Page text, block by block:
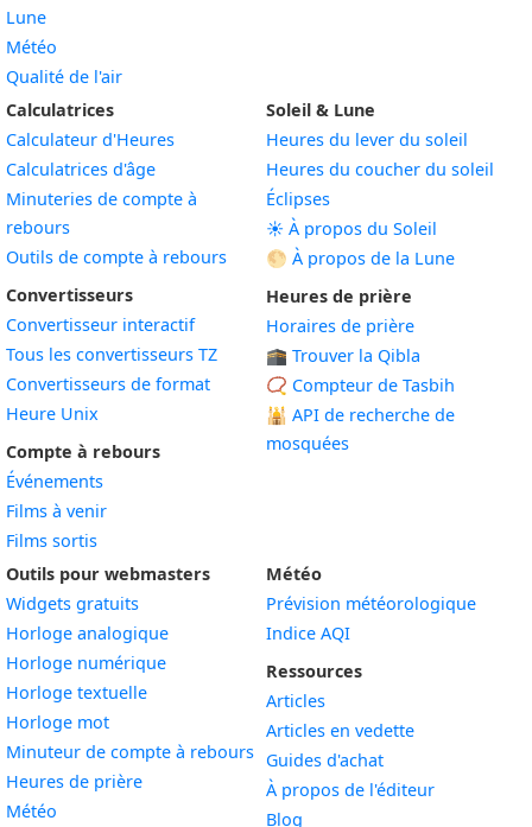
Lune
Météo
Qualité de l'air
Calculatrices
Calculateur d'Heures
Calculatrices d'âge
Minuteries de compte à
rebours
Outils de compte à rebours
Convertisseurs
Convertisseur interactif
Tous les convertisseurs TZ
Convertisseurs de format
Heure Unix
Compte à rebours
Événements
Films à venir
Films sortis
Soleil & Lune
Heures du lever du soleil
Heures du coucher du soleil
Éclipses
☀️ À propos du Soleil
🌕 À propos de la Lune
Heures de prière
Horaires de prière
🕋 Trouver la Qibla
📿 Compteur de Tasbih
🕌 API de recherche de
mosquées
Outils pour webmasters
Widgets gratuits
Horloge analogiqueWidget
Horloge numériqueWidget
Horloge textuelleWidget
Horloge motWidget
Minuteur de compte à rebours Widget
Heures de prièreWidget
Météo
Météo
Prévision météorologique
Indice AQI
Ressources
Articles
Articles en vedette
Guides d'achat
À propos de l'éditeur
Blog